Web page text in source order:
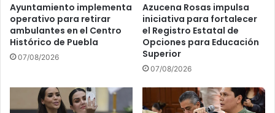
Ayuntamiento implementa
operativo para retirar
ambulantes en el Centro
Histórico de Puebla
07/08/2026
Azucena Rosas impulsa
iniciativa para fortalecer
el Registro Estatal de
Opciones para Educación
Superior
07/08/2026